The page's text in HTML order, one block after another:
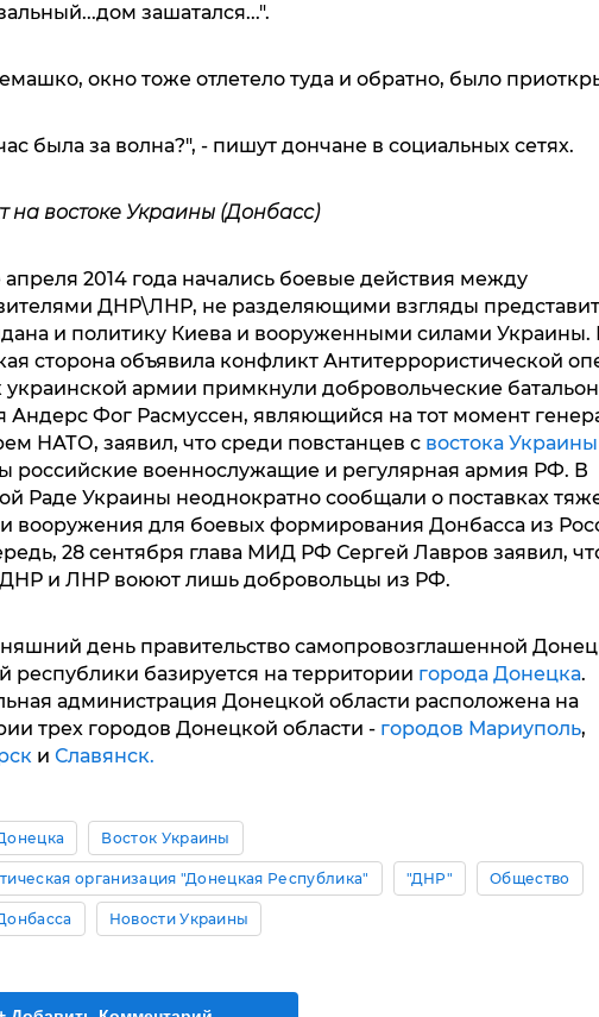
зашатался...".
окно тоже отлетело туда и обратно, было
была за волна?", - пишут дончане в социальных сетях.
на востоке Украины (Донбасс)
апреля 2014 года начались боевые действия между
ДНР\ЛНР, не разделяющими взгляды
и политику Киева и вооруженными силами Украины.
сторона объявила конфликт Антитеррористической
украинской армии примкнули добровольческие
Андерс Фог Расмуссен, являющийся на тот момент
НАТО, заявил, что среди повстанцев с востока Украины
российские военнослужащие и регулярная армия РФ. В
Раде Украины неоднократно сообщали о поставках
вооружения для боевых формирования Донбасса из
28 сентября глава МИД РФ Сергей Лавров заявил,
ДНР и ЛНР воюют лишь добровольцы из РФ.
день правительство самопровозглашенной
республики базируется на территории города Донецка.
администрация Донецкой области расположена на
трех городов Донецкой области - городов Мариуполь,
и Славянск.
Восток Украины
организация "Донецкая Республика" "ДНР" Общество
Новости Украины